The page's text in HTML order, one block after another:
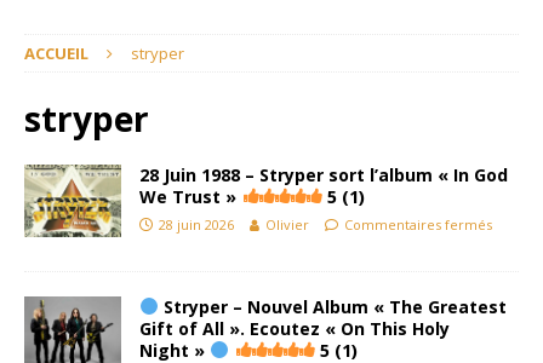
ACCUEIL stryper
stryper
28 Juin 1988 – Stryper sort l’album « In God
We Trust »
5 (1)
28 juin 2026 Olivier Commentaires fermés
Stryper – Nouvel Album « The Greatest
Gift of All ». Ecoutez « On This Holy
Night »
5 (1)